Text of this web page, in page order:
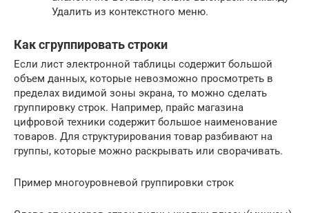
Удалить из контекстного меню.
Как сгруппировать строки
Если лист электронной таблицы содержит большой
объем данных, которые невозможно просмотреть в
пределах видимой зоны экрана, то можно сделать
группировку строк. Например, прайс магазина
цифровой техники содержит большое наименование
товаров. Для структурирования товар разбивают на
группы, которые можно раскрывать или сворачивать.
Пример многоуровневой группировки строк